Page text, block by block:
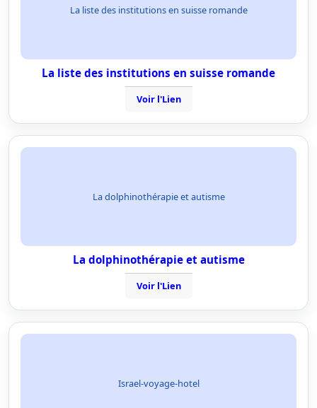
La liste des institutions en suisse romande
La liste des institutions en suisse romande
Voir l'Lien
La dolphinothérapie et autisme
La dolphinothérapie et autisme
Voir l'Lien
Israel-voyage-hotel